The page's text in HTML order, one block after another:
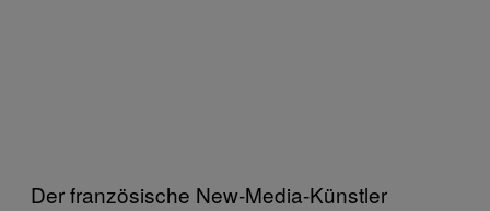
Der französische New-Media-Künstler